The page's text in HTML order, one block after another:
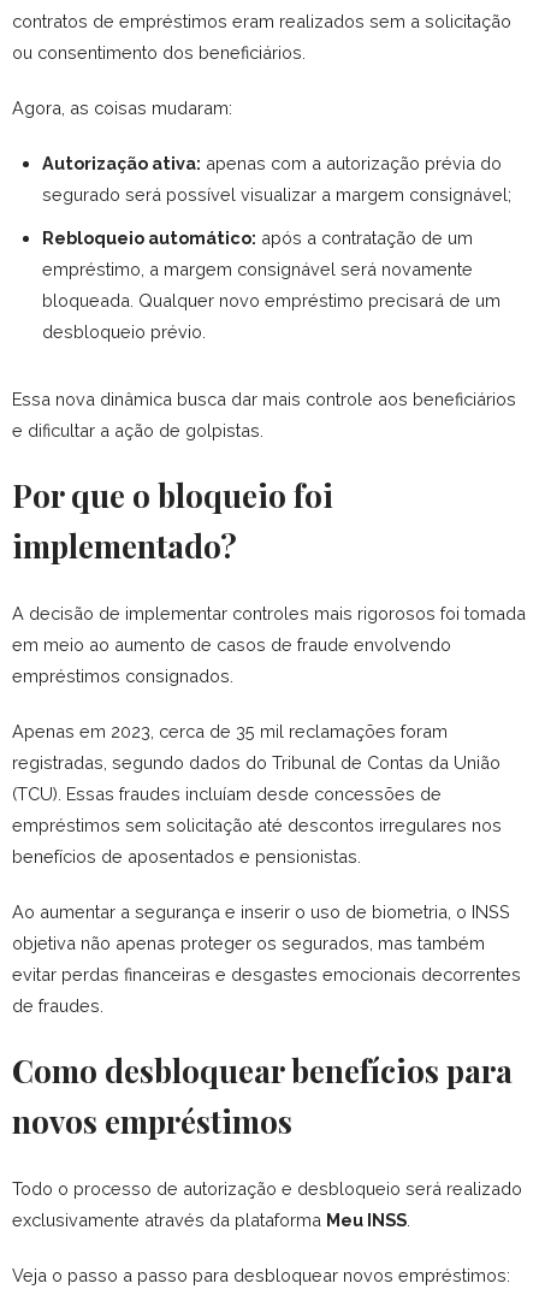
contratos de empréstimos eram realizados sem a solicitação
ou consentimento dos beneficiários.
Agora, as coisas mudaram:
Autorização ativa: apenas com a autorização prévia do
segurado será possível visualizar a margem consignável;
Rebloqueio automático: após a contratação de um
empréstimo, a margem consignável será novamente
bloqueada. Qualquer novo empréstimo precisará de um
desbloqueio prévio.
Essa nova dinâmica busca dar mais controle aos beneficiários
e dificultar a ação de golpistas.
Por que o bloqueio foi
implementado?
A decisão de implementar controles mais rigorosos foi tomada
em meio ao aumento de casos de fraude envolvendo
empréstimos consignados.
Apenas em 2023, cerca de 35 mil reclamações foram
registradas, segundo dados do Tribunal de Contas da União
(TCU). Essas fraudes incluíam desde concessões de
empréstimos sem solicitação até descontos irregulares nos
benefícios de aposentados e pensionistas.
Ao aumentar a segurança e inserir o uso de biometria, o INSS
objetiva não apenas proteger os segurados, mas também
evitar perdas financeiras e desgastes emocionais decorrentes
de fraudes.
Como desbloquear benefícios para
novos empréstimos
Todo o processo de autorização e desbloqueio será realizado
exclusivamente através da plataforma Meu INSS
Veja o passo a passo para desbloquear novos empréstimos: